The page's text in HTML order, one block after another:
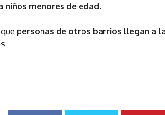
niños menores de edad.
personas de otros barrios llegan a